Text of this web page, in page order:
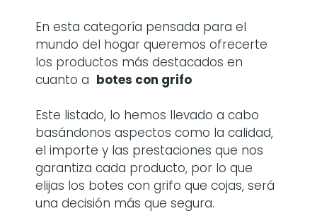
En esta categoría pensada para el
mundo del hogar queremos ofrecerte
los productos más destacados en
cuanto a botes con grifo
Este listado, lo hemos llevado a cabo
basándonos aspectos como la calidad,
el importe y las prestaciones que nos
garantiza cada producto, por lo que
elijas los botes con grifo que cojas, será
una decisión más que segura.